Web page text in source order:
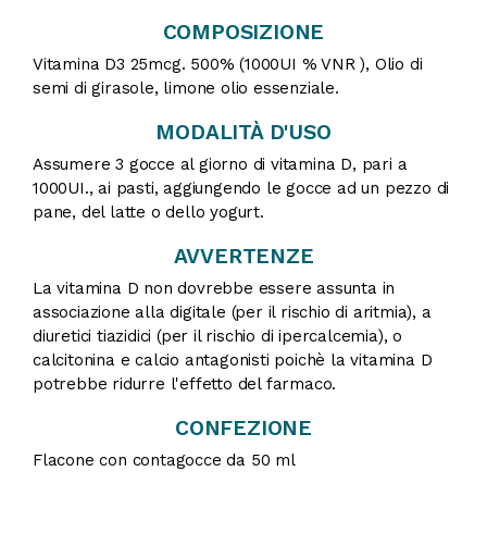
COMPOSIZIONE
Vitamina D3 25mcg. 500% (1000UI % VNR ), Olio di
semi di girasole, limone olio essenziale.
MODALITÀ D'USO
Assumere 3 gocce al giorno di vitamina D, pari a
1000UI., ai pasti, aggiungendo le gocce ad un pezzo di
pane, del latte o dello yogurt.
AVVERTENZE
La vitamina D non dovrebbe essere assunta in
associazione alla digitale (per il rischio di aritmia), a
diuretici tiazidici (per il rischio di ipercalcemia), o
calcitonina e calcio antagonisti poichè la vitamina D
potrebbe ridurre l'effetto del farmaco.
CONFEZIONE
Flacone con contagocce da 50 ml